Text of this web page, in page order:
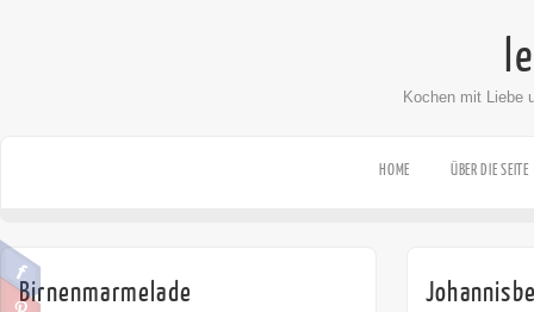
Kochen mit Liebe
HOME ÜBER DIE SEITE
Birnenmarmelade